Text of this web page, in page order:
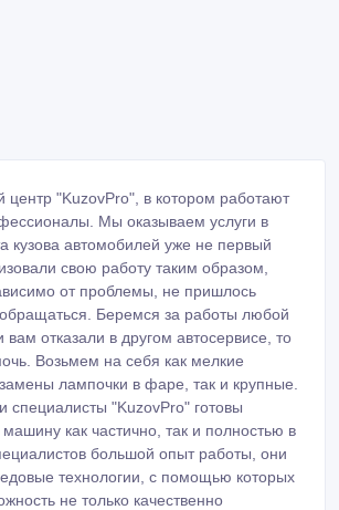
"KuzovPro", в котором работают
Мы оказываем услуги в
кузова автомобилей уже не первый
свою работу таким образом,
от проблемы, не пришлось
Беремся за работы любой
вам отказали в другом автосервисе, то
Возьмем на себя как мелкие
лампочки в фаре, так и крупные.
"KuzovPro" готовы
как частично, так и полностью в
большой опыт работы, они
технологии, с помощью которых
не только качественно